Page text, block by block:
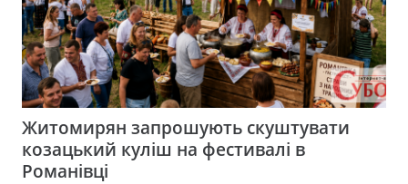
Житомирян запрошують скуштувати
козацький куліш на фестивалі в
Романівці